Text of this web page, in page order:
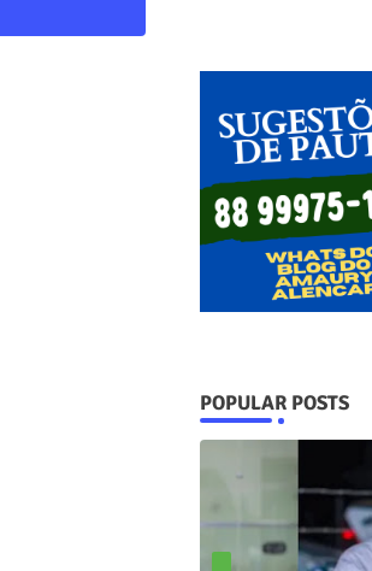
POPULAR POSTS